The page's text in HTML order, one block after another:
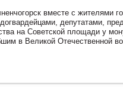
вместе с жителями
депутатами,
на Советской площади у
в Великой Отечественной